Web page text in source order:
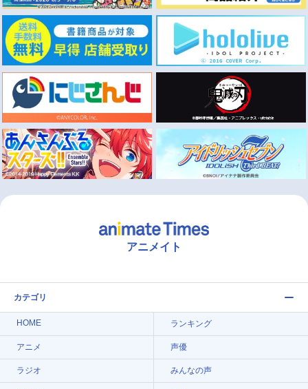
アニメイト
カテゴリ
HOME ランキング
アニメ 声優
ラジオ みんなの声